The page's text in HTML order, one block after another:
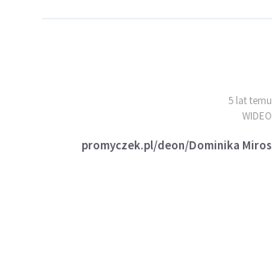
5 lat temu
WIDEO
promyczek.pl/deon/Dominika Miros